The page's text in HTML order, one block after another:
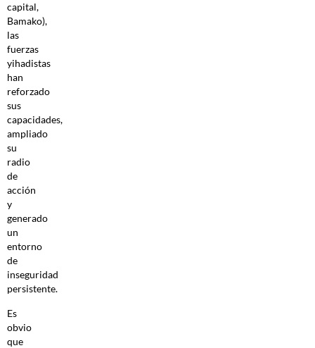
capital,
Bamako),
las
fuerzas
yihadistas
han
reforzado
sus
capacidades,
ampliado
su
radio
de
acción
y
generado
un
entorno
de
inseguridad
persistente.
Es
obvio
que